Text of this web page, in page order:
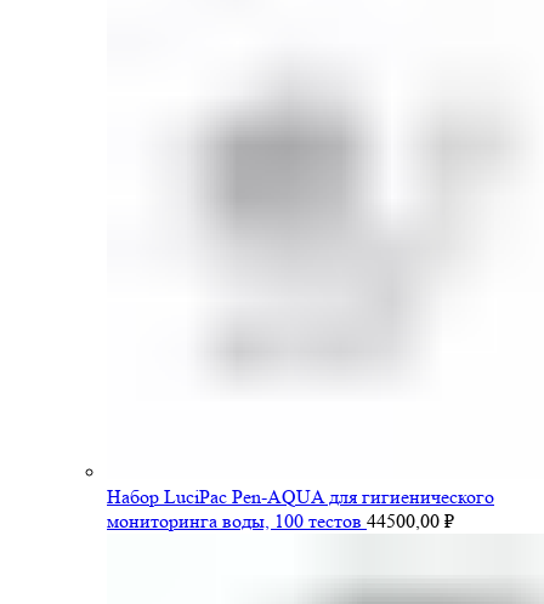
Набор LuciPac Pen-AQUA для гигиенического
мониторинга воды, 100 тестов 44500,00 ₽